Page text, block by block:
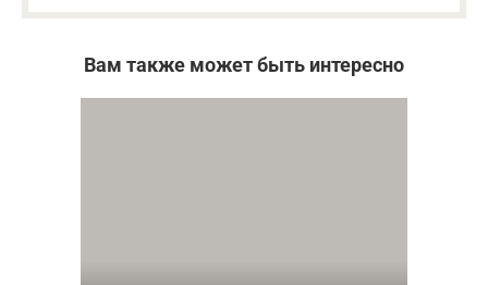
Вам также может быть интересно